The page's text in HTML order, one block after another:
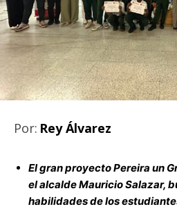
Por: Rey Álvarez
El gran proyecto Pereira un
el alcalde Mauricio Salazar,
habilidades de los